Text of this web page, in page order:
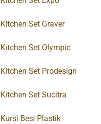
Kitchen Set Graver
Kitchen Set Olympic
Kitchen Set Prodesign
Kitchen Set Sucitra
Kursi Besi Plastik